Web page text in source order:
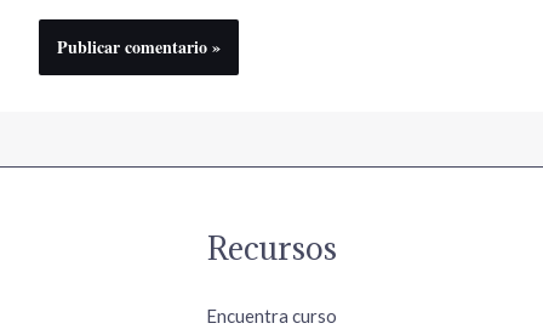
Recursos
Encuentra curso